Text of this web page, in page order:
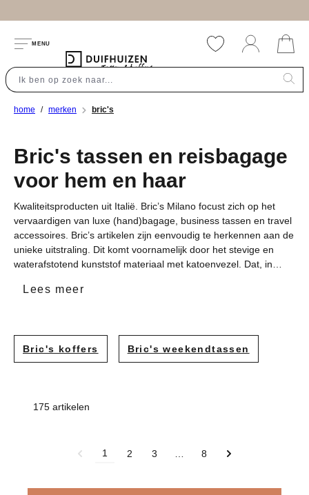
MENU
home merken bric's
Bric's tassen en reisbagage
voor hem en haar
Kwaliteitsproducten uit Italië. Bric’s Milano focust zich op het
vervaardigen van luxe (hand)bagage, business tassen en travel
accessoires. Bric’s artikelen zijn eenvoudig te herkennen aan de
unieke uitstraling. Dit komt voornamelijk door het stevige en
waterafstotend kunststof materiaal met katoenvezel. Dat, in
je met Bric’s artikelen zeker gezien mag worden!
Lees meer
Bric's koffers Bric's weekendtassen
175 artikelen
1 2 3 8